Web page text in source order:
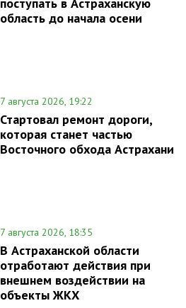
область до начала осени
7 августа 2026, 19:22
Стартовал ремонт дороги,
которая станет частью
Восточного обхода Астрахани
7 августа 2026, 18:35
В Астраханской области
отработают действия при
внешнем воздействии на
объекты ЖКХ